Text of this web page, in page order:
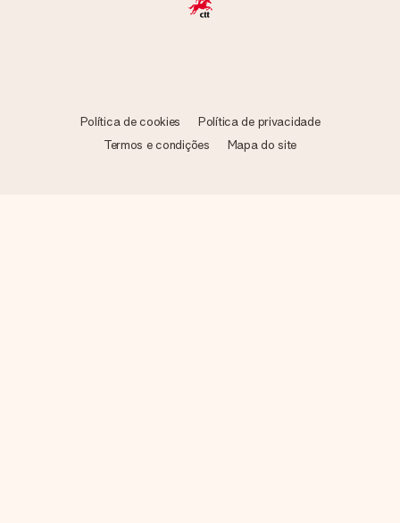
Política de cookies
Política de privacidade
Termos e condições
Mapa do site